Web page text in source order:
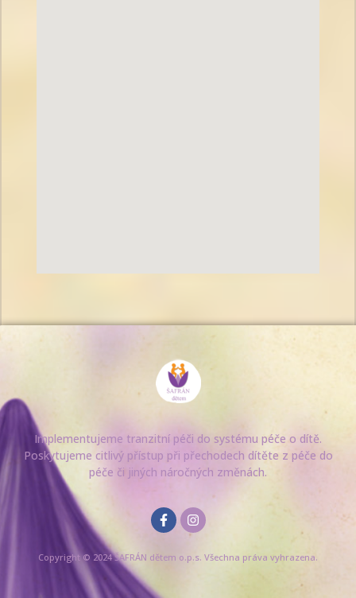
Implementujeme tranzitní péči do systému péče o dítě.
Poskytujeme citlivý přístup při přechodech dítěte z péče do
péče či jiných náročných změnách.
Copyright © 2024 ŠAFRÁN dětem o.p.s. Všechna práva vyhrazena.